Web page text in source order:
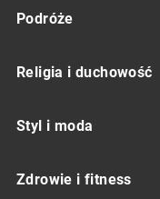
Podróże
Religia i duchowość
Styl i moda
Zdrowie i fitness